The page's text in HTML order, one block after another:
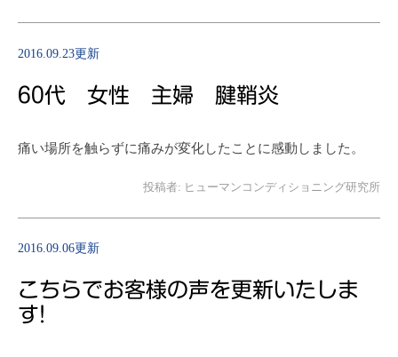
2016.09.23更新
60代 女性 主婦 腱鞘炎
痛い場所を触らずに痛みが変化したことに感動しました。
投稿者: ヒューマンコンディショニング研究所
2016.09.06更新
こちらでお客様の声を更新いたしま
す!